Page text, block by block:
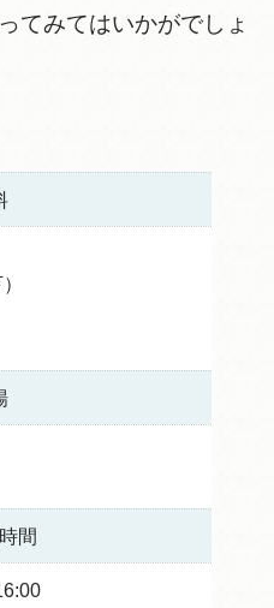
てみてはいかがでしょ
間